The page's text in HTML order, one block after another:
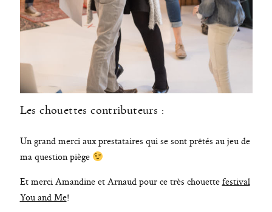
Les chouettes contributeurs :
Un grand merci aux prestataires qui se sont prêtés au jeu de
ma question piège
Et merci Amandine et Arnaud pour ce très chouettefestival
You and Me!